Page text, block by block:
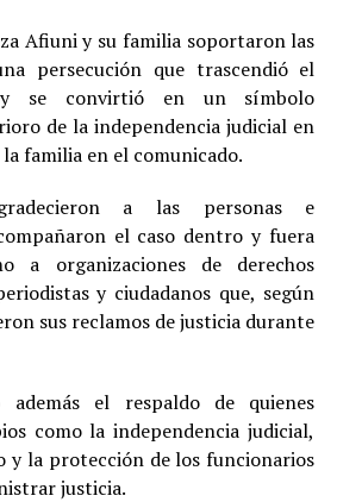
Afiuni y su familia soportaron las
persecución que trascendió el
y se convirtió en un símbolo
de la independencia judicial en
la familia en el comunicado.
a las personas e
el caso dentro y fuera
a organizaciones de derechos
y ciudadanos que, según
sus reclamos de justicia durante
además el respaldo de quienes
como la independencia judicial,
y la protección de los funcionarios
justicia.